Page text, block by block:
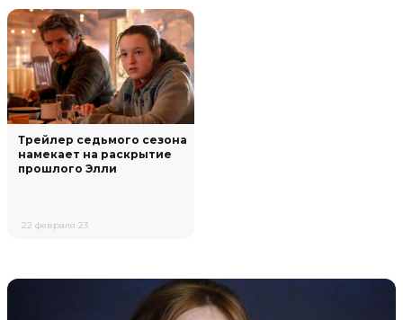
Трейлер седьмого сезона
намекает на раскрытие
прошлого Элли
22 февраля 23